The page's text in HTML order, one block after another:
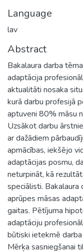
Language
lav
Abstract
Bakalaura darba
adaptācija
aktualitāti nosaka
kurā darbu profesijā
aptuveni 80% māsu
Uzsākot darbu
ar dažādiem
apmācības, iekšējo
adaptācijas posmu,
neturpināt, kā
speciālisti.
aprūpes māsas
gaitas. Pētījuma
adaptāciju
būtiski ietekmē
Mērķa sasniegšanai